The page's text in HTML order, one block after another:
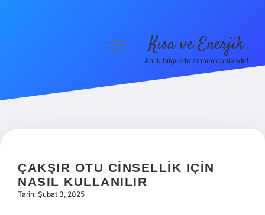
Hakkımızda
menüyü
Kısa ve Enerjik
Anlık bilgilerle zihnini canlandır!
ÇAKŞIR OTU CINSELLIK IÇIN
NASIL KULLANILIR
Tarih: Şubat 3, 2025